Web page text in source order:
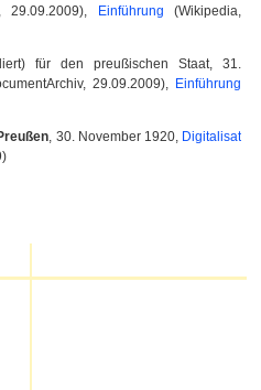
29.09.2009), Einführung (Wikipedia,
für den preußischen Staat, 31.
29.09.2009), Einführung
, 30. November 1920, Digitalisat